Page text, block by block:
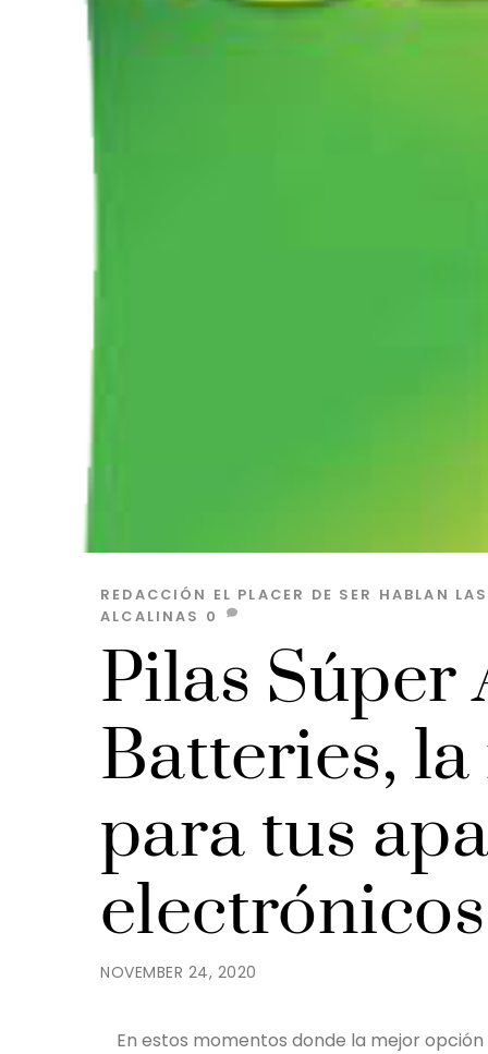
NOVEMBER 24, 2020
Pilas Súper
Batteries,
para tus
electrónicos
REDACCIÓN EL PLACER DE SER HABLAN
ALCALINAS 0
En estos momentos donde la mejor